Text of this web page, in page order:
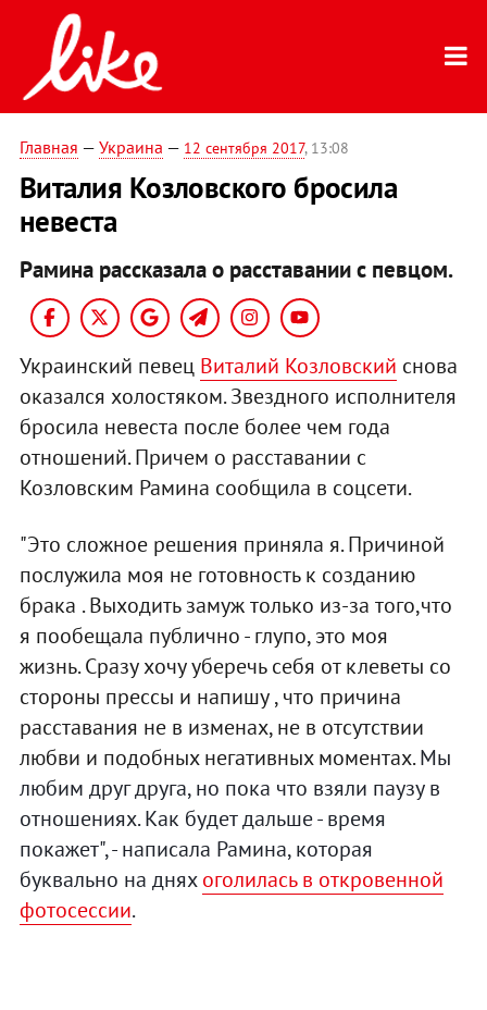
Главная — Украина — 12 сентября 2017, 13:08
Виталия Козловского бросила
невеста
Рамина рассказала о расставании с певцом.
Украинский певец Виталий Козловский снова
оказался холостяком. Звездного исполнителя
бросила невеста после более чем года
отношений. Причем о расставании с
Козловским Рамина сообщила в соцсети.
"Это сложное решения приняла я. Причиной
послужила моя не готовность к созданию
брака . Выходить замуж только из-за того,что
я пообещала публично - глупо, это моя
жизнь. Сразу хочу уберечь себя от клеветы со
стороны прессы и напишу , что причина
расставания не в изменах, не в отсутствии
любви и подобных негативных моментах.Мы
любим друг друга, но пока что взяли паузу в
отношениях. Как будет дальше - время
покажет", - написала Рамина, которая
буквально на дняхоголилась в откровенной
фотосессии.